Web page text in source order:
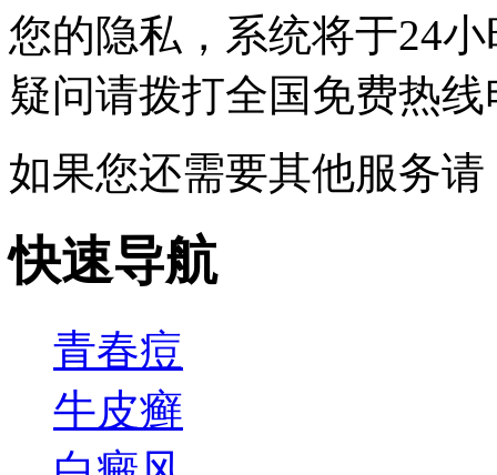
您的隐私，系统将于24
疑问请拨打全国免费热线
如果您还需要其他服务
快速导航
青春痘
牛皮癣